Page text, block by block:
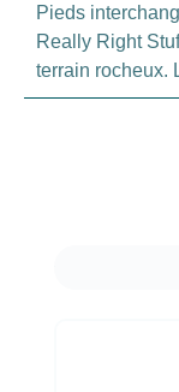
Pieds
Really Right
terrain rocheux.
Ignorer la